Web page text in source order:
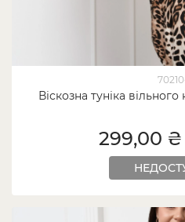
Віскозна туніка
299,00 ₴